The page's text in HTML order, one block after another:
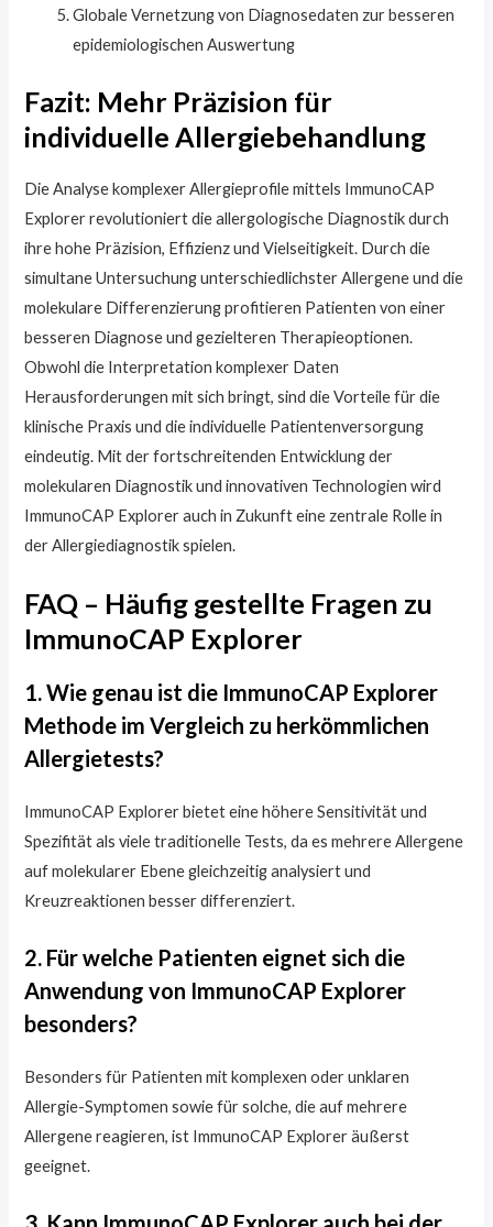
Globale Vernetzung von Diagnosedaten zur besseren
epidemiologischen Auswertung
Fazit: Mehr Präzision für
individuelle Allergiebehandlung
Die Analyse komplexer Allergieprofile mittels ImmunoCAP
Explorer revolutioniert die allergologische Diagnostik durch
ihre hohe Präzision, Effizienz und Vielseitigkeit. Durch die
simultane Untersuchung unterschiedlichster Allergene und die
molekulare Differenzierung profitieren Patienten von einer
besseren Diagnose und gezielteren Therapieoptionen.
Obwohl die Interpretation komplexer Daten
Herausforderungen mit sich bringt, sind die Vorteile für die
klinische Praxis und die individuelle Patientenversorgung
eindeutig. Mit der fortschreitenden Entwicklung der
molekularen Diagnostik und innovativen Technologien wird
ImmunoCAP Explorer auch in Zukunft eine zentrale Rolle in
der Allergiediagnostik spielen.
FAQ – Häufig gestellte Fragen zu
ImmunoCAP Explorer
1. Wie genau ist die ImmunoCAP Explorer
Methode im Vergleich zu herkömmlichen
Allergietests?
ImmunoCAP Explorer bietet eine höhere Sensitivität und
Spezifität als viele traditionelle Tests, da es mehrere Allergene
auf molekularer Ebene gleichzeitig analysiert und
Kreuzreaktionen besser differenziert.
2. Für welche Patienten eignet sich die
Anwendung von ImmunoCAP Explorer
besonders?
Besonders für Patienten mit komplexen oder unklaren
Allergie-Symptomen sowie für solche, die auf mehrere
Allergene reagieren, ist ImmunoCAP Explorer äußerst
geeignet.